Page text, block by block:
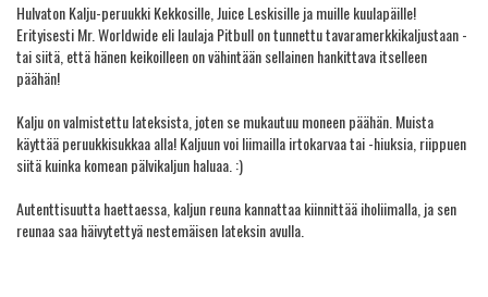
Hulvaton Kalju-peruukki Kekkosille, Juice Leskisille ja muille kuulapäille!
Erityisesti Mr. Worldwide eli laulaja Pitbull on tunnettu tavaramerkkikaljustaan -
tai siitä, että hänen keikoilleen on vähintään sellainen hankittava itselleen
päähän!
Kalju on valmistettu lateksista, joten se mukautuu moneen päähän. Muista
käyttää peruukkisukkaa alla! Kaljuun voi liimailla irtokarvaa tai -hiuksia, riippuen
siitä kuinka komean pälvikaljun haluaa. :)
Autenttisuutta haettaessa, kaljun reuna kannattaa kiinnittää iholiimalla, ja sen
reunaa saa häivytettyä nestemäisen lateksin avulla.